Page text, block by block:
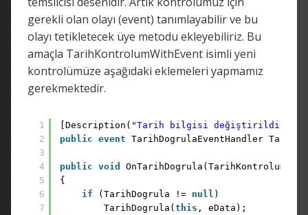
gerekli olan olayı (event) tanımlayabilir ve bu
olayı tetikletecek üye metodu ekleyebiliriz. Bu
amaçla TarihKontrolumWithEvent isimli yeni
kontrolümüze aşağıdaki eklemeleri yapmamız
gerekmektedir.
1
2
3
4
5
6
7
[Description( "Tarih bilgisi değiştirildiğinde
public event TarihDogrulaEventHandler
public void
{
if
(TarihDogrula != null )
TarihDogrula( this , eData);